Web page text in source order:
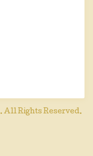
. All Rights Reserved.